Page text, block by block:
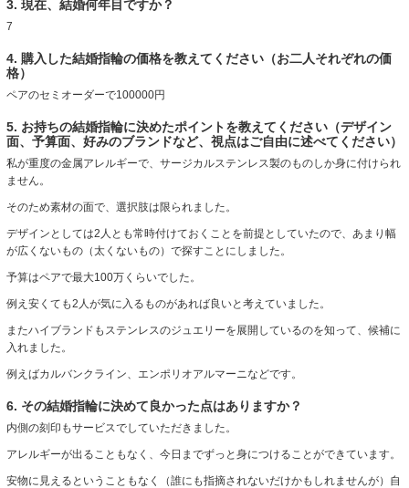
3. 現在、結婚何年目ですか？
7
4. 購入した結婚指輪の価格を教えてください（お二人それぞれの価
格）
ペアのセミオーダーで100000円
5. お持ちの結婚指輪に決めたポイントを教えてください（デザイン
面、予算面、好みのブランドなど、視点はご自由に述べてください）
私が重度の金属アレルギーで、サージカルステンレス製のものしか身に付けられ
ません。
そのため素材の面で、選択肢は限られました。
デザインとしては2人とも常時付けておくことを前提としていたので、あまり幅
が広くないもの（太くないもの）で探すことにしました。
予算はペアで最大100万くらいでした。
例え安くても2人が気に入るものがあれば良いと考えていました。
またハイブランドもステンレスのジュエリーを展開しているのを知って、候補に
入れました。
例えばカルバンクライン、エンポリオアルマーニなどです。
6. その結婚指輪に決めて良かった点はありますか？
内側の刻印もサービスでしていただきました。
アレルギーが出ることもなく、今日までずっと身につけることができています。
安物に見えるということもなく（誰にも指摘されないだけかもしれませんが）自